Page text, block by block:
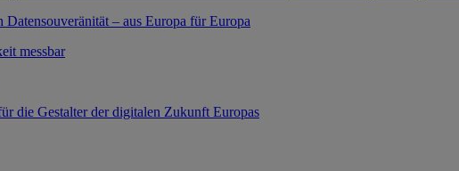
– aus Europa für Europa
messbar
die Gestalter der digitalen Zukunft Europas